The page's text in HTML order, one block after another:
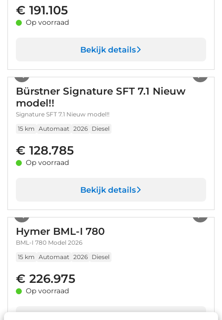
€ 191.105
Op voorraad
Bekijk details
Bürstner Signature SFT 7.1 Nieuw
model!!
Signature SFT 7.1 Nieuw model!!
15 km Automaat 2026 Diesel
€ 128.785
Op voorraad
Bekijk details
Hymer BML-I 780
BML-I 780 Model 2026
15 km Automaat 2026 Diesel
€ 226.975
Op voorraad